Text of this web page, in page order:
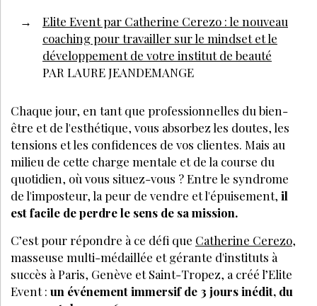
Elite Event par Catherine Cerezo : le nouveau
coaching pour travailler sur le mindset et le
développement de votre institut de beauté
PAR LAURE JEANDEMANGE
Chaque jour, en tant que professionnelles du bien-
être et de l'esthétique, vous absorbez les doutes, les
tensions et les confidences de vos clientes. Mais au
milieu de cette charge mentale et de la course du
quotidien, où vous situez-vous ?Entre le syndrome
de l'imposteur, la peur de vendre et l'épuisement, il
est facile de perdre le sens de sa mission.
C’est pour répondre à ce défi que Catherine Cerezo,
masseuse multi-médaillée et gérante d'instituts à
succès à Paris, Genève et Saint-Tropez, a créé l’Elite
Event: un événement immersif de 3 jours inédit, du